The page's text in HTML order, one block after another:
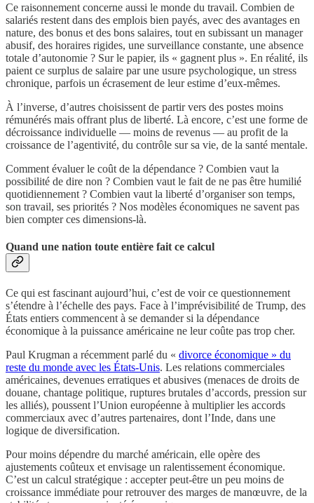
Ce raisonnement concerne aussi le monde du travail. Combien de
salariés restent dans des emplois bien payés, avec des avantages en
nature, des bonus et des bons salaires, tout en subissant un manager
abusif, des horaires rigides, une surveillance constante, une absence
totale d’autonomie ? Sur le papier, ils « gagnent plus ». En réalité, ils
paient ce surplus de salaire par une usure psychologique, un stress
chronique, parfois un écrasement de leur estime d’eux-mêmes.
À l’inverse, d’autres choisissent de partir vers des postes moins
rémunérés mais offrant plus de liberté. Là encore, c’est une forme de
décroissance individuelle — moins de revenus — au profit de la
croissance de l’agentivité, du contrôle sur sa vie, de la santé mentale.
Comment évaluer le coût de la dépendance ? Combien vaut la
possibilité de dire non ? Combien vaut le fait de ne pas être humilié
quotidiennement ? Combien vaut la liberté d’organiser son temps,
son travail, ses priorités ? Nos modèles économiques ne savent pas
bien compter ces dimensions-là.
Quand une nation toute entière fait ce calcul
Ce qui est fascinant aujourd’hui, c’est de voir ce questionnement
s’étendre à l’échelle des pays. Face à l’imprévisibilité de Trump, des
États entiers commencent à se demander si la dépendance
économique à la puissance américaine ne leur coûte pas trop cher.
Paul Krugman a récemment parlé du « divorce économique » du
reste du monde avec les États-Unis. Les relations commerciales
américaines, devenues erratiques et abusives (menaces de droits de
douane, chantage politique, ruptures brutales d’accords, pression sur
les alliés), poussent l’Union européenne à multiplier les accords
commerciaux avec d’autres partenaires, dont l’Inde, dans une
logique de diversification.
Pour moins dépendre du marché américain, elle opère des
ajustements coûteux et envisage un ralentissement économique.
C’est un calcul stratégique : accepter peut-être un peu moins de
croissance immédiate pour retrouver des marges de manœuvre, de la